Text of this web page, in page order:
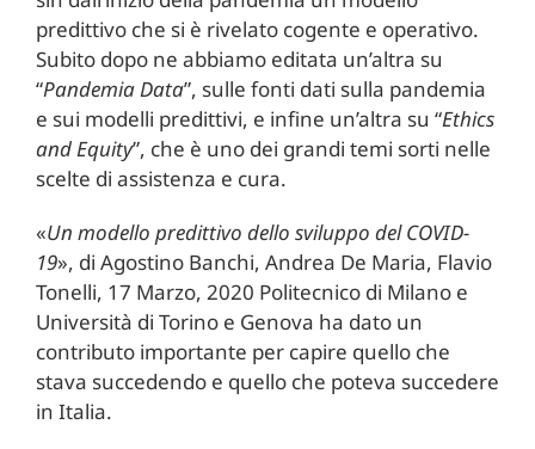
predittivo che si è rivelato cogente e operativo.
Subito dopo ne abbiamo editata un’altra su
“Pandemia Data”, sulle fonti dati sulla pandemia
e sui modelli predittivi, e infine un’altra su “Ethics
and Equity”, che è uno dei grandi temi sorti nelle
scelte di assistenza e cura.
«Un modello predittivo dello sviluppo del COVID-
19», di Agostino Banchi, Andrea De Maria, Flavio
Tonelli, 17 Marzo, 2020 Politecnico di Milano e
Università di Torino e Genova ha dato un
contributo importante per capire quello che
stava succedendo e quello che poteva succedere
in Italia.